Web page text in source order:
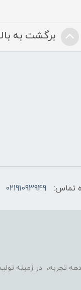
برگشت به
تماس: 02191093949
تجربه، در زمینه